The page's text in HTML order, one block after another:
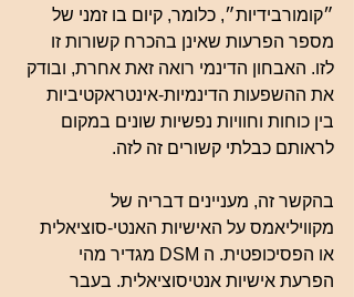
״קומורבידיות״, כלומר, קיום בו זמני של
מספר הפרעות שאינן בהכרח קשורות זו
לזו. האבחון הדינמי רואה זאת אחרת, ובודק
את ההשפעות הדינמיות-אינטראקטיביות
בין כוחות וחוויות נפשיות שונים במקום
לראותם כבלתי קשורים זה לזה.
בהקשר זה, מעניינים דבריה של
מקוויליאמס על האישיות האנטי-סוציאלית
או הפסיכופטית. ה DSM מגדיר מהי
הפרעת אישיות אנטיסוציאלית. בעבר